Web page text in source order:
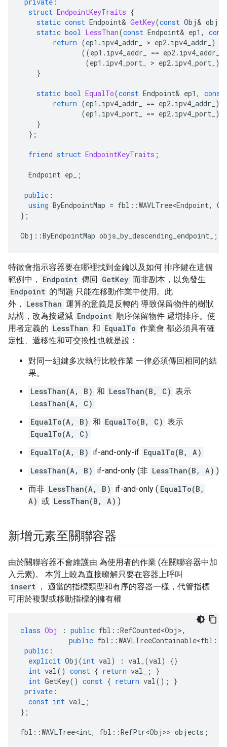
struct EndpointKeyTraits {
static const Endpoint& GetKey(const Obj& obj
static bool LessThan(const Endpoint& ep1 ,
return (ep1 . ipv4_addr_ > ep2. ipv4_addr_ )
((ep1 . ipv4_addr_ == ep2. ipv4_addr_
(ep1 . ipv4_port_ > ep2. ipv4_port_
}
static bool EqualTo(const Endpoint& ep1 ,
const
return (ep1 . ipv4_addr_ == ep2. ipv4_addr_ )
(ep1 . ipv4_port_ == ep2. ipv4_port_ );
}
};
friend struct EndpointKeyTraits ;
Endpoint ep_ ;
public :
using ByEndpointMap = fbl ::WAVLTree<Endpoint,
};
Obj ::ByEndpointMap objs_by_descending_endpoint_ ;
特徵會指示容器要在哪裡找到金鑰以及如何 排序鍵在這個
範例中，
Endpoint 傳回 GetKey 而非副本，以免發生
Endpoint 的問題 只能在移動作業中使用。此
外，
LessThan 運算的意義是反轉的 導致保留物件的樹狀
結構，改為按遞減 Endpoint 順序保留物件 遞增排序。使
用者定義的 LessThan 和 EqualTo 作業會 都必須具有確
定性、遞移性和可交換性也就是說：
對同一組鍵多次執行比較作業 一律必須傳回相同的結
果。
LessThan(A, B) 和 LessThan(B, C) 表示
LessThan(A, C)
EqualTo(A, B) 和 EqualTo(B, C) 表示
EqualTo(A, C)
EqualTo(A, B) if-and-only-if EqualTo(B, A)
LessThan(A, B) if-and-only (非 LessThan(B, A) )
而非 LessThan(A, B) if-and-only ( EqualTo(B,
A) 或 LessThan(B, A) )
新增元素至關聯容器
由於關聯容器不會維護由 為使用者的作業 (在關聯容器中加
入元素)。 本質上較為直接瞭解只要在容器上呼叫
insert ， 適當的指標類型和有序的容器一樣，代管指標
可用於複製或移動指標的擁有權
class Obj : public fbl ::RefCounted<Obj>,
public fbl ::WAVLTreeContainable<fbl ::
public :
explicit Obj (int val) : val_ (val)
{}
int val() const { return val_ ;
}
int GetKey() const { return val();
}
private :
const int val_
;
};
fbl ::WAVLTree<int, fbl ::RefPtr<Obj>> objects ;